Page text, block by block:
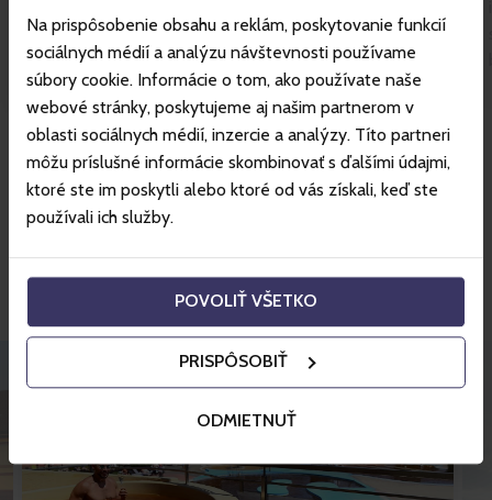
Na prispôsobenie obsahu a reklám, poskytovanie funkcií
sociálnych médií a analýzu návštevnosti používame
súbory cookie. Informácie o tom, ako používate naše
webové stránky, poskytujeme aj našim partnerom v
oblasti sociálnych médií, inzercie a analýzy. Títo partneri
môžu príslušné informácie skombinovať s ďalšími údajmi,
ktoré ste im poskytli alebo ktoré od vás získali, keď ste
používali ich služby.
POVOLIŤ VŠETKO
PRISPÔSOBIŤ
ODMIETNUŤ
Viac o stredisku
Gopassom.